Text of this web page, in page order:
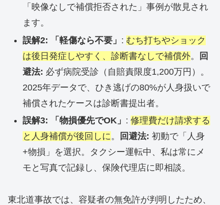
「映像なしで補償拒否された」事例が散見され
ます。
誤解2: 「軽傷なら不要」 : むち打ちやショック
は後日発症しやすく、診断書なしで補償外。
回
避法: 必ず病院受診（自賠責限度1,200万円）。
2025年データで、ひき逃げの80%が人身扱いで
補償されたケースは診断書提出者。
誤解3: 「物損優先でOK」 : 修理費だけ請求する
と人身補償が後回しに。 回避法: 初動で「人身
+物損」を選択。タクシー運転中、私は常にメ
モと写真で記録し、保険代理店に即相談。
東北道事故では、容疑者の無免許が判明したため、